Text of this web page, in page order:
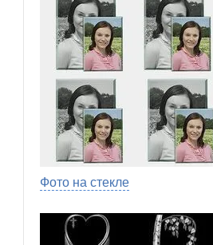
Фото на стекле